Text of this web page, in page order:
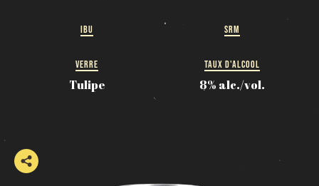
IBU SRM
VERRE
Tulipe
TAUX D'ALCOOL
8% alc./vol.